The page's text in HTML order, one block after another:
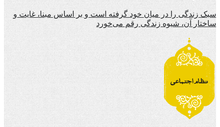
سبک زندگی را در میان خود گرفته است و بر اساس مبنا، غایت و
ساختار آن، شیوه زندگی رقم می‌خورد